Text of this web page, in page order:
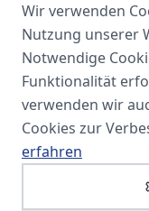
Wir verwenden
Nutzung unserer
Notwendige
Funktionalität
verwenden wir
Cookies zur
erfahren